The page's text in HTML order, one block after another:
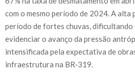
com o mesmo período de 2024. A alta
período de fortes chuvas, dificultando
evidenciar o avanço da pressão
intensificada pela expectativa de
infraestrutura na BR‑319.